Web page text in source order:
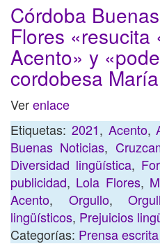
Córdoba
Flores «resucita
Acento» y
cordobesa
Verenlace
Etiquetas: 2021, Acento,
Buenas Noticias,
Diversidad lingüística,
publicidad, Lola Flores,
Acento, Orgullo,
lingüísticos, Prejuicios
Categorías: Prensa escrita